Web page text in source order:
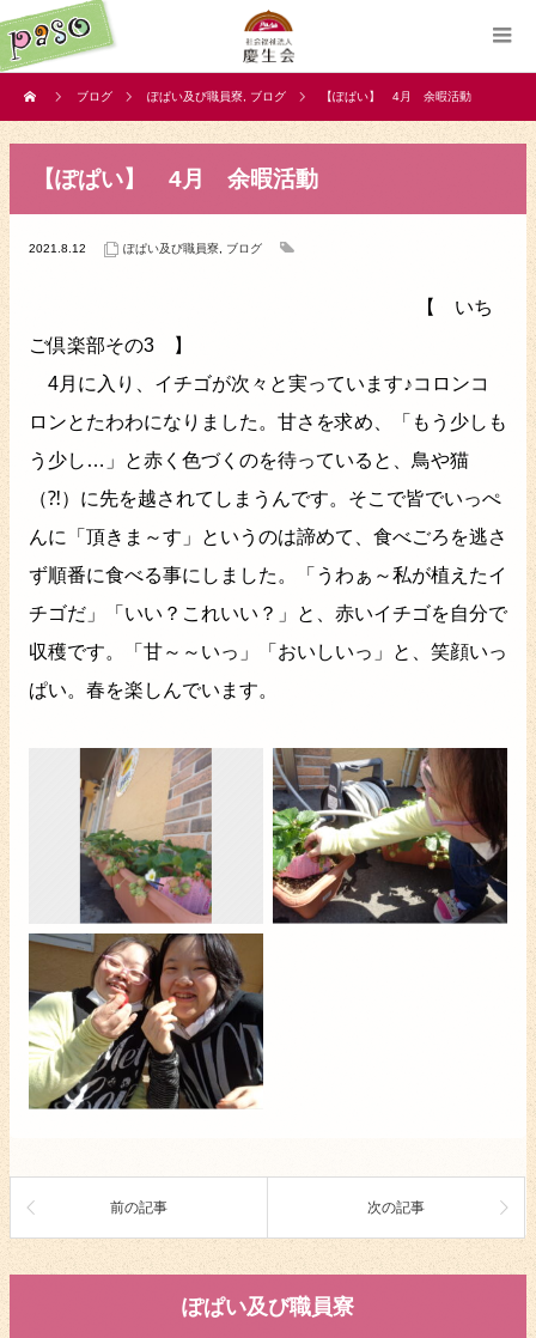
ブログ ぽぱい及び職員寮 ブログ 【ぽぱい】 4月 余暇活動
【ぽぱい】 4月 余暇活動
2021.8.12 ぽぱい及び職員寮 ブログ
【 いち
ご倶楽部その3 】
4月に入り、イチゴが次々と実っています♪コロンコ
ロンとたわわになりました。甘さを求め、「もう少しも
う少し…」と赤く色づくのを待っていると、鳥や猫
（⁈）に先を越されてしまうんです。そこで皆でいっぺ
んに「頂きま～す」というのは諦めて、食べごろを逃さ
ず順番に食べる事にしました。「うわぁ～私が植えたイ
チゴだ」「いい？これいい？」と、赤いイチゴを自分で
収穫です。「甘～～いっ」「おいしいっ」と、笑顔いっ
ぱい。春を楽しんでいます。
前の記事 次の記事
ぽぱい及び職員寮